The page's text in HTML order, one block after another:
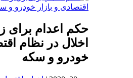
حکم اعدام برای
اخلال در نظام
خودرو و سکه